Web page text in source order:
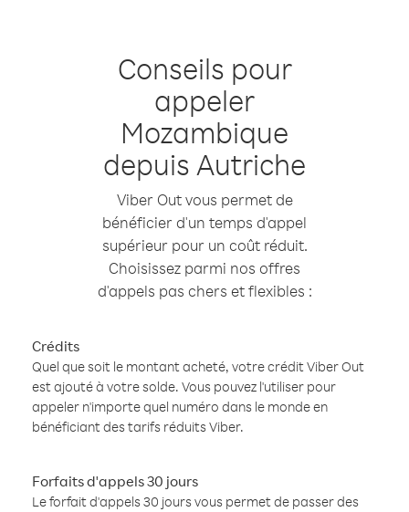
Conseils pour
appeler
Mozambique
depuis Autriche
Viber Out vous permet de
bénéficier d'un temps d'appel
supérieur pour un coût réduit.
Choisissez parmi nos offres
d'appels pas chers et flexibles :
Crédits
Quel que soit le montant acheté, votre crédit Viber Out
est ajouté à votre solde. Vous pouvez l'utiliser pour
appeler n'importe quel numéro dans le monde en
bénéficiant des tarifs réduits Viber.
Forfaits d'appels 30 jours
Le forfait d'appels 30 jours vous permet de passer des